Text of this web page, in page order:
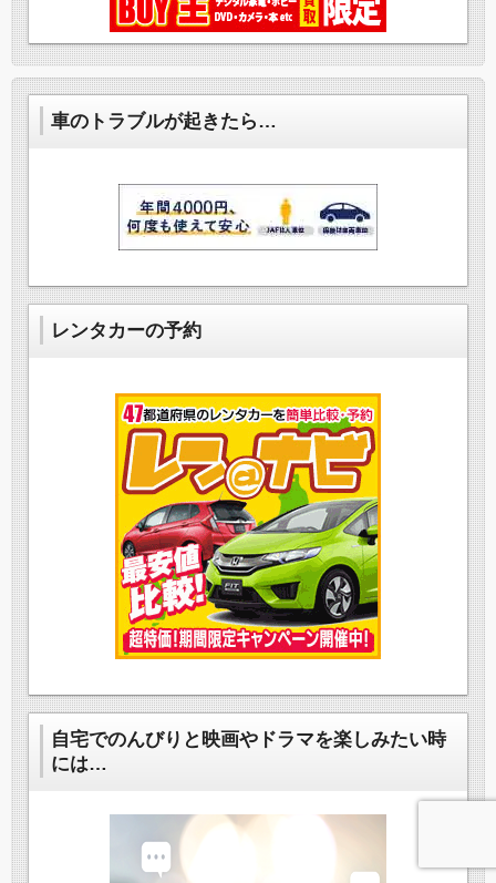
車のトラブルが起きたら…
レンタカーの予約
自宅でのんびりと映画やドラマを楽しみたい時
には…